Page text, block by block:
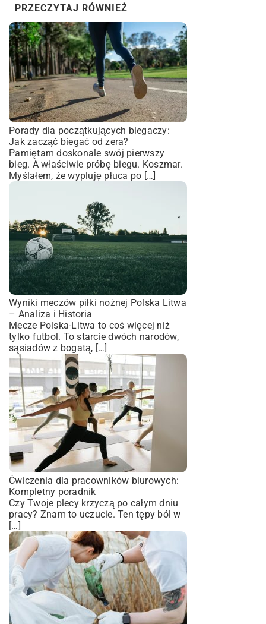
PRZECZYTAJ RÓWNIEŻ
Porady dla początkujących biegaczy:
Jak zacząć biegać od zera?
Pamiętam doskonale swój pierwszy
bieg. A właściwie próbę biegu. Koszmar.
Myślałem, że wypluję płuca po […]
Wyniki meczów piłki nożnej Polska Litwa
– Analiza i Historia
Mecze Polska-Litwa to coś więcej niż
tylko futbol. To starcie dwóch narodów,
sąsiadów z bogatą, […]
Ćwiczenia dla pracowników biurowych:
Kompletny poradnik
Czy Twoje plecy krzyczą po całym dniu
pracy? Znam to uczucie. Ten tępy ból w
[…]